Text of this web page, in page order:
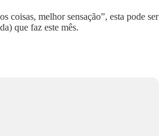
coisas, melhor sensação”, esta pode ser
que faz este mês.